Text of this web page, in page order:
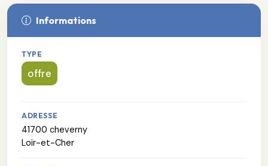
Informations
TYPE
offre
ADRESSE
41700 cheverny
Loir-et-Cher